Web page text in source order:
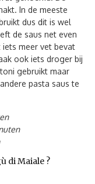
In de meeste
dus dit is wel
de saus net even
meer vet bevat
ook iets droger bij
gebruikt maar
pasta saus te
di Maiale ?